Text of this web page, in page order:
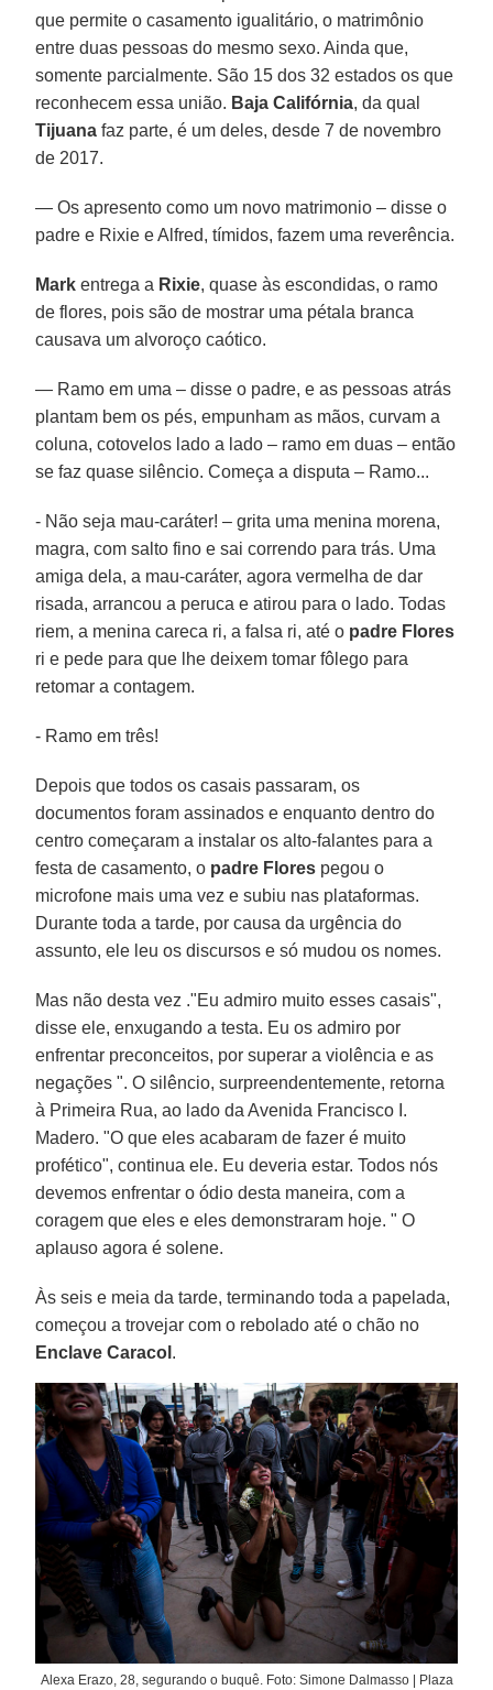
que permite o casamento igualitário, o matrimônio
entre duas pessoas do mesmo sexo. Ainda que,
somente parcialmente. São 15 dos 32 estados os que
reconhecem essa união. Baja Califórnia, da qual
Tijuana faz parte, é um deles, desde 7 de novembro
de 2017.
— Os apresento como um novo matrimonio – disse o
padre e Rixie e Alfred, tímidos, fazem uma reverência.
Mark entrega a Rixie, quase às escondidas, o ramo
de flores, pois são de mostrar uma pétala branca
causava um alvoroço caótico.
— Ramo em uma – disse o padre, e as pessoas atrás
plantam bem os pés, empunham as mãos, curvam a
coluna, cotovelos lado a lado – ramo em duas – então
se faz quase silêncio. Começa a disputa – Ramo...
- Não seja mau-caráter! – grita uma menina morena,
magra, com salto fino e sai correndo para trás. Uma
amiga dela, a mau-caráter, agora vermelha de dar
risada, arrancou a peruca e atirou para o lado. Todas
riem, a menina careca ri, a falsa ri, até o padre Flores
ri e pede para que lhe deixem tomar fôlego para
retomar a contagem.
- Ramo em três!
Depois que todos os casais passaram, os
documentos foram assinados e enquanto dentro do
centro começaram a instalar os alto-falantes para a
festa de casamento, o padre Flores pegou o
microfone mais uma vez e subiu nas plataformas.
Durante toda a tarde, por causa da urgência do
assunto, ele leu os discursos e só mudou os nomes.
Mas não desta vez ."Eu admiro muito esses casais",
disse ele, enxugando a testa. Eu os admiro por
enfrentar preconceitos, por superar a violência e as
negações ". O silêncio, surpreendentemente, retorna
à Primeira Rua, ao lado da Avenida Francisco I.
Madero. "O que eles acabaram de fazer é muito
profético", continua ele. Eu deveria estar. Todos nós
devemos enfrentar o ódio desta maneira, com a
coragem que eles e eles demonstraram hoje. " O
aplauso agora é solene.
Às seis e meia da tarde, terminando toda a papelada,
começou a trovejar com o rebolado até o chão no
Enclave Caracol .
Alexa Erazo, 28, segurando o buquê. Foto: Simone Dalmasso | Plaza